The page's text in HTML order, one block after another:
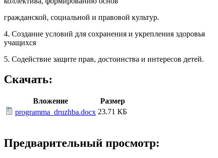
гражданской, социальной и правовой культур.
4. Создание условий для сохранения и укрепления здоровья
учащихся
5. Содействие защите прав, достоинства и интересов детей.
Скачать:
Вложение
Размер
programma_druzhba.docx 23.71 КБ
Предварительный просмотр: